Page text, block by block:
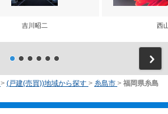
吉川昭二 西
> (戸建(売買))地域から探す > 糸島市 > 福岡県糸島